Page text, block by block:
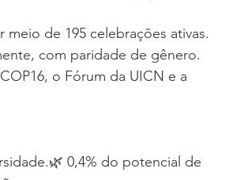
de 195 celebrações ativas.
com paridade de gênero.
o Fórum da UICN e a
0,4% do potencial de